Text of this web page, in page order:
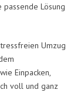
passende Lösung
Umzug
Einpacken,
voll und ganz